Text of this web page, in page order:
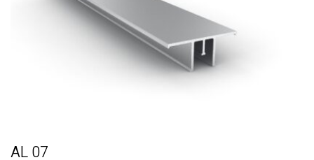
AL 07